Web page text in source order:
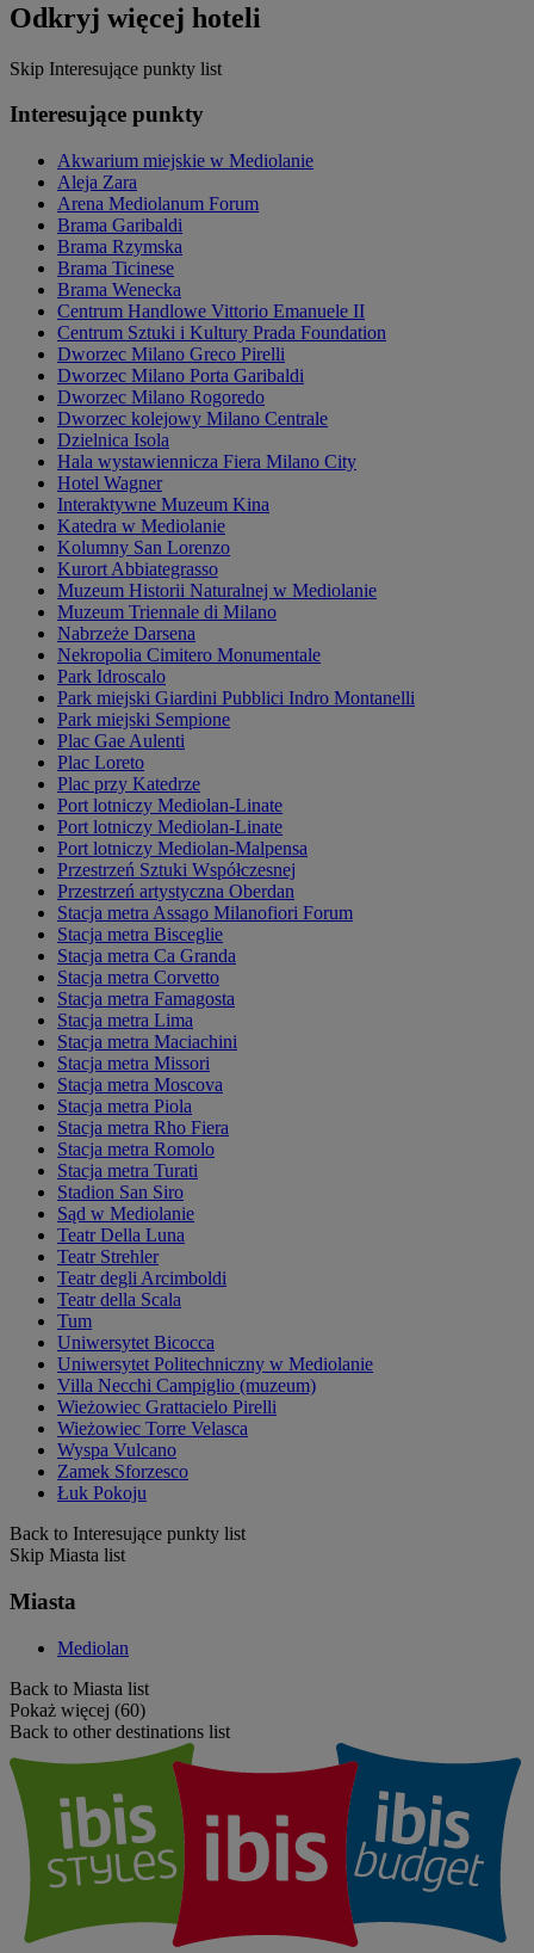
Odkryj więcej hoteli
Skip Interesujące punkty list
Interesujące punkty
Akwarium miejskie w Mediolanie
Aleja Zara
Arena Mediolanum Forum
Brama Garibaldi
Brama Rzymska
Brama Ticinese
Brama Wenecka
Centrum Handlowe Vittorio Emanuele II
Centrum Sztuki i Kultury Prada Foundation
Dworzec Milano Greco Pirelli
Dworzec Milano Porta Garibaldi
Dworzec Milano Rogoredo
Dworzec kolejowy Milano Centrale
Dzielnica Isola
Hala wystawiennicza Fiera Milano City
Hotel Wagner
Interaktywne Muzeum Kina
Katedra w Mediolanie
Kolumny San Lorenzo
Kurort Abbiategrasso
Muzeum Historii Naturalnej w Mediolanie
Muzeum Triennale di Milano
Nabrzeże Darsena
Nekropolia Cimitero Monumentale
Park Idroscalo
Park miejski Giardini Pubblici Indro Montanelli
Park miejski Sempione
Plac Gae Aulenti
Plac Loreto
Plac przy Katedrze
Port lotniczy Mediolan-Linate
Port lotniczy Mediolan-Linate
Port lotniczy Mediolan-Malpensa
Przestrzeń Sztuki Współczesnej
Przestrzeń artystyczna Oberdan
Stacja metra Assago Milanofiori Forum
Stacja metra Bisceglie
Stacja metra Ca Granda
Stacja metra Corvetto
Stacja metra Famagosta
Stacja metra Lima
Stacja metra Maciachini
Stacja metra Missori
Stacja metra Moscova
Stacja metra Piola
Stacja metra Rho Fiera
Stacja metra Romolo
Stacja metra Turati
Stadion San Siro
Sąd w Mediolanie
Teatr Della Luna
Teatr Strehler
Teatr degli Arcimboldi
Teatr della Scala
Tum
Uniwersytet Bicocca
Uniwersytet Politechniczny w Mediolanie
Villa Necchi Campiglio (muzeum)
Wieżowiec Grattacielo Pirelli
Wieżowiec Torre Velasca
Wyspa Vulcano
Zamek Sforzesco
Łuk Pokoju
Back to Interesujące punkty list
Skip Miasta list
Miasta
Mediolan
Back to Miasta list
Pokaż więcej (60)
Back to other destinations list